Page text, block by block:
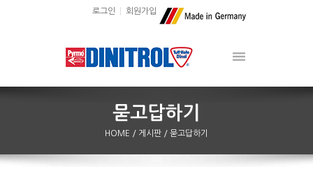
로그인 회원가입
HOME / 게시판 / 묻고답하기